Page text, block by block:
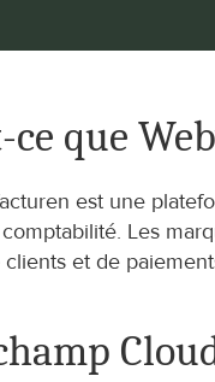
ce que
est une
Les
clients et de